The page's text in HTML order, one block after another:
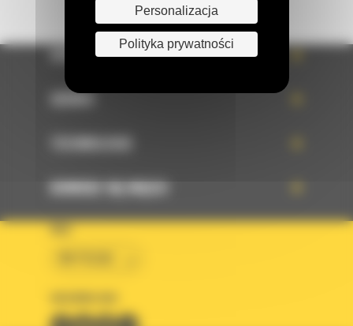
OFERTA
SERWIS
TECHNOLOGIE
DOWIEDZ SIĘ WIĘCEJ
KRAJ
Personalizacja
Polityka prywatności